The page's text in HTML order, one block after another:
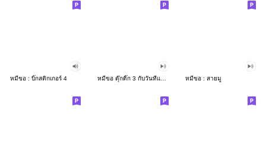
หมีขอ : บิ๊กสติกเกอร์ 4 หมีขอ : สายมู